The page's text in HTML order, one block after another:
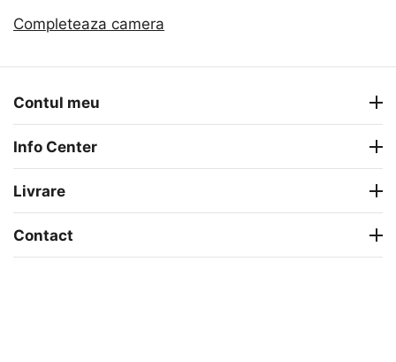
Completeaza camera
Contul meu
Info Center
Livrare
Contact